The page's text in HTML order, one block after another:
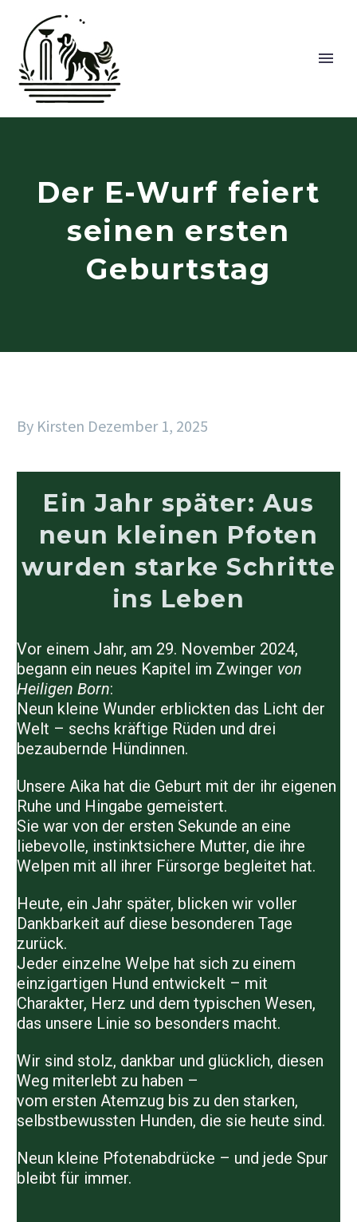
Der E-Wurf feiert
seinen ersten
Geburtstag
By Kirsten Dezember 1, 2025
Ein Jahr später: Aus
neun kleinen Pfoten
wurden starke Schritte
ins Leben
Vor einem Jahr, am 29. November 2024,
begann ein neues Kapitel im Zwinger von
Heiligen Born:
Neun kleine Wunder erblickten das Licht der
Welt – sechs kräftige Rüden und drei
bezaubernde Hündinnen.
Unsere Aika hat die Geburt mit der ihr eigenen
Ruhe und Hingabe gemeistert.
Sie war von der ersten Sekunde an eine
liebevolle, instinktsichere Mutter, die ihre
Welpen mit all ihrer Fürsorge begleitet hat.
Heute, ein Jahr später, blicken wir voller
Dankbarkeit auf diese besonderen Tage
zurück.
Jeder einzelne Welpe hat sich zu einem
einzigartigen Hund entwickelt – mit
Charakter, Herz und dem typischen Wesen,
das unsere Linie so besonders macht.
Wir sind stolz, dankbar und glücklich, diesen
Weg miterlebt zu haben –
vom ersten Atemzug bis zu den starken,
selbstbewussten Hunden, die sie heute sind.
Neun kleine Pfotenabdrücke – und jede Spur
bleibt für immer.